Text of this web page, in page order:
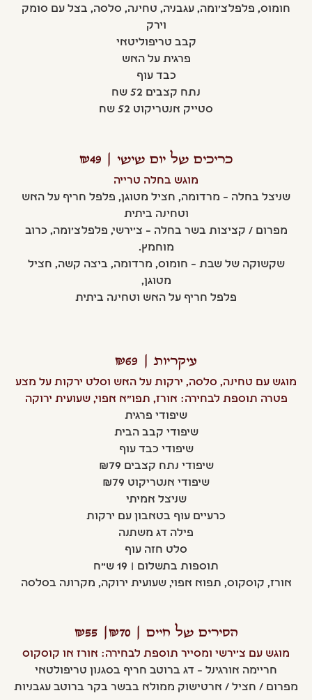
חומוס, פלפלצ'ומה, עגבניה, טחינה, סלסה, בצל עם סומק
וירק
קבב טריפוליטאי
פרגית על האש
כבד עוף
נתח קצבים 52 שח
סטייק אנטריקוט 52 שח
כריכים של יום שישי | ₪49
מוגש בחלה טרייה
שניצל בחלה – מרדומה, חציל מטוגן, פלפל חריף על האש
וטחינה ביתית
מפרום / קציצות בשר בחלה – צ'ירשי, פלפלצ'ומה, כרוב
מוחמץ.
שקשוקה של שבת – חומוס, מרדומה, ביצה קשה, חציל
מטוגן,
פלפל חריף על האש וטחינה ביתית
עיקריות | ₪69
מוגש עם טחינה, סלסה, ירקות על האש וסלט ירקות על מצע
פטרה תוספת לבחירה: אורז, תפו"א אפוי, שעועית ירוקה
שיפודי פרגית
שיפודי קבב הבית
שיפודי כבד עוף
שיפודי נתח קצבים ₪79
שיפודי אנטריקוט ₪79
שניצל אמיתי
כרעיים עוף בטאבון עם ירקות
פילה דג משתנה
סלט חזה עוף
תוספות בתשלום | 19 ש"ח
אורז, קוסקוס, תפוא אפוי, שעועית ירוקה, מקרונה בסלסה
הסירים של חיים | ₪70| ₪55
מוגש עם צ'ירשי ומסייר תוספת לבחירה: אורז או קוסקוס
חריימה אורגינל – דג ברוטב חריף בסגנון טריפולטאי
מפרום / חציל / ארטישוק ממולא בבשר בקר ברוטב עגבניות